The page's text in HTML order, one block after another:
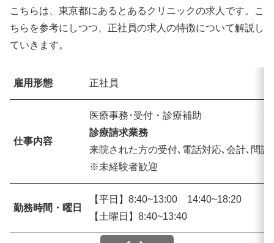
こちらは、東京都にあるとあるクリニックの求人です。こ
ちらを参考にしつつ、正社員の求人の特徴について解説し
ていきます。
雇用形態 正社員
仕事内容
医療事務･受付・診療補助
診療請求業務
来院された方の受付､電話対応､会計､問
※未経験者歓迎
勤務時間・曜日
【平日】8:40~13:00 14:40~18:20
【土曜日】8:40~13:40